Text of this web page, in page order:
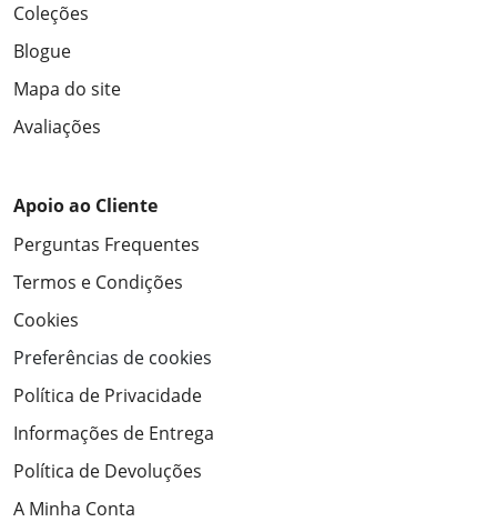
Coleções
Blogue
Mapa do site
Avaliações
Apoio ao Cliente
Perguntas Frequentes
Termos e Condições
Cookies
Preferências de cookies
Política de Privacidade
Informações de Entrega
Política de Devoluções
A Minha Conta